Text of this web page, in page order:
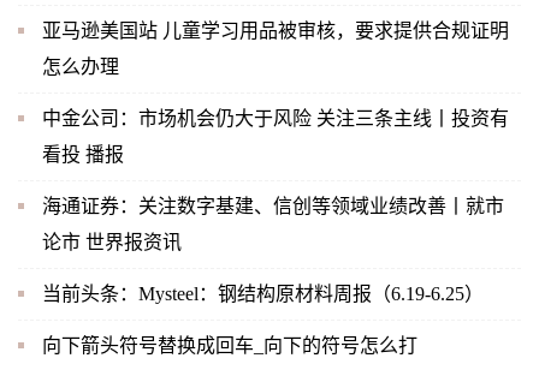
亚马逊美国站 儿童学习用品被审核，要求提供合规证明
怎么办理
中金公司：市场机会仍大于风险 关注三条主线丨投资有
看投 播报
海通证券：关注数字基建、信创等领域业绩改善丨就市
论市 世界报资讯
当前头条：Mysteel：钢结构原材料周报（6.19-6.25）
向下箭头符号替换成回车_向下的符号怎么打